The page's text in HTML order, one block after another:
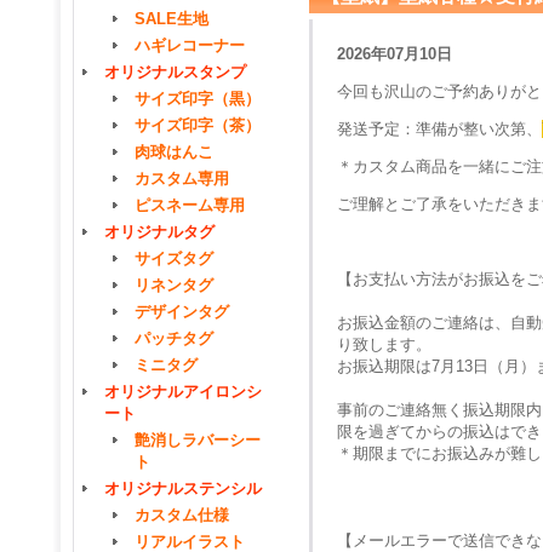
SALE生地
ハギレコーナー
オリジナルスタンプ
サイズ印字（黒）
サイズ印字（茶）
肉球はんこ
カスタム専用
ピスネーム専用
オリジナルタグ
サイズタグ
リネンタグ
デザインタグ
パッチタグ
ミニタグ
オリジナルアイロンシ
ート
艶消しラバーシー
ト
オリジナルステンシル
カスタム仕様
リアルイラスト
2026年07月10日
今回も沢山のご予約ありが
発送予定：準備が整い次第、
＊カスタム商品を一緒にご
ご理解とご了承をいただき
【お支払い方法がお振込を
お振込金額のご連絡は、自
り致します。
お振込期限は7月13日（月
事前のご連絡無く振込期限
限を過ぎてからの振込はで
＊期限までにお振込みが難
【メールエラーで送信でき